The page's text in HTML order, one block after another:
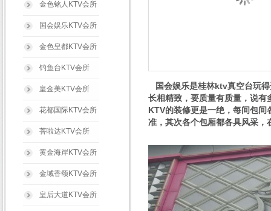
金色铭人KTV会所
国会娱乐KTV会所
金色皇都KTV会所
钓鱼台KTV会所
皇金美KTV会所
花都国际KTV会所
菩啦达KTV会所
黄金海岸KTV会所
金域香颂KTV会所
皇后大道KTV会所
国会娱乐是桂林ktv真空台玩得
长相精致，要质量有质量，说
KTV的装修更是一绝，每间包
准，其次各个包厢都各具风采